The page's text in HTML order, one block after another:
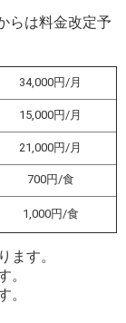
らは料金改定予
34,000円/月
15,000円/月
21,000円/月
700円/食
1,000円/食
ます。
。
。